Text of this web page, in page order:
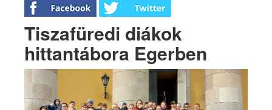
Tiszafüredi diákok
hittantábora Egerben